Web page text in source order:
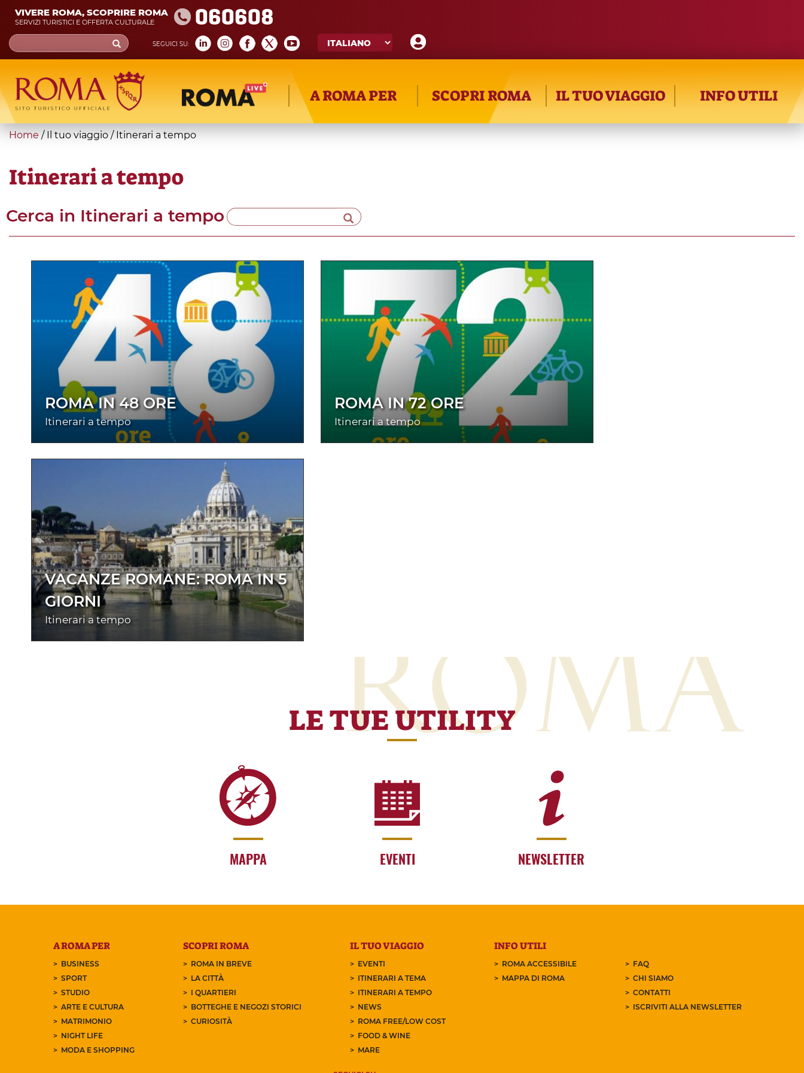
Skip
main
content
VIVERE ROMA, SCOPRIRE ROMA
SERVIZI TURISTICI E OFFERTA CULTURALE 060608
SEGUICI SU:
Search
form
Cerca
A ROMA PER SCOPRI ROMA IL TUO VIAGGIO INFO UTILI
You
here
Home / Il tuo viaggio / Itinerari a tempo
Itinerari a tempo
Cerca in Itinerari a tempo
ROMA IN 48 ORE
Itinerari a tempo
ROMA IN 72 ORE
Itinerari a tempo
VACANZE ROMANE: ROMA IN 5
GIORNI
Itinerari a tempo
LE TUE UTILITY
MAPPA EVENTI NEWSLETTER
A ROMA PER
BUSINESS
SPORT
STUDIO
ARTE E CULTURA
MATRIMONIO
NIGHT LIFE
MODA E SHOPPING
SCOPRI ROMA
ROMA IN BREVE
LA CITTÀ
I QUARTIERI
BOTTEGHE E NEGOZI STORICI
CURIOSITÀ
IL TUO VIAGGIO
EVENTI
ITINERARI A TEMA
ITINERARI A TEMPO
NEWS
ROMA FREE/LOW COST
FOOD & WINE
MARE
INFO UTILI
ROMA ACCESSIBILE
MAPPA DI ROMA
FAQ
CHI SIAMO
CONTATTI
ISCRIVITI ALLA NEWSLETTER